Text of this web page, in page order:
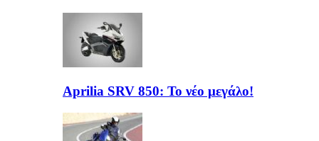
Aprilia SRV 850: Το νέο μεγάλο!